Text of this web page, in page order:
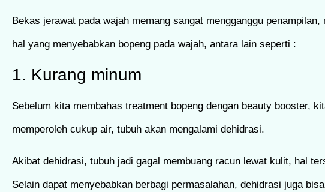
Bekas jerawat pada wajah memang sangat mengganggu
hal yang menyebabkan bopeng pada wajah, antara lain seperti :
1. Kurang minum
Sebelum kita membahas treatment bopeng dengan beauty booster,
memperoleh cukup air, tubuh akan mengalami dehidrasi.
Akibat dehidrasi, tubuh jadi gagal membuang racun lewat kulit, hal
Selain dapat menyebabkan berbagi permasalahan, dehidrasi juga